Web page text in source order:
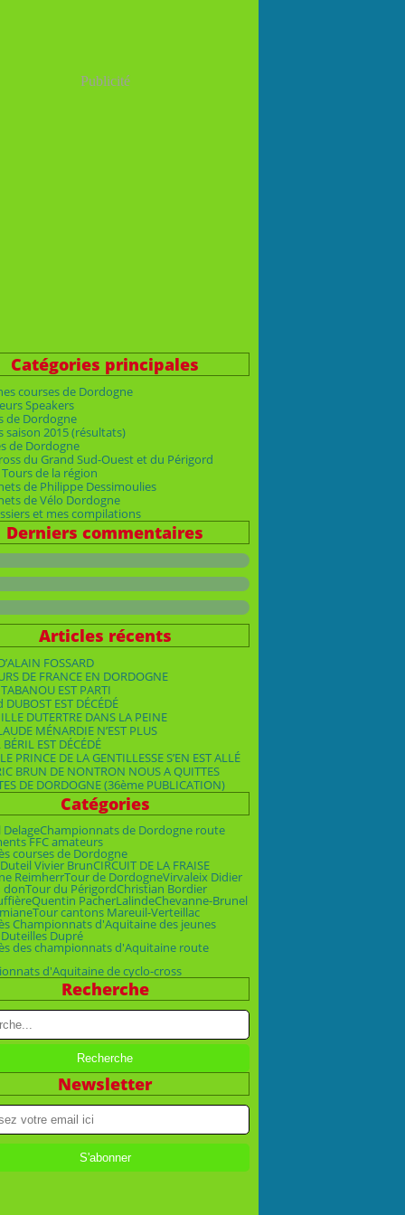
Publicité
Catégories principales
courses de Dordogne
Speakers
de Dordogne
saison 2015 (résultats)
de Dordogne
du Grand Sud-Ouest et du Périgord
de la région
de Philippe Dessimoulies
de Vélo Dordogne
et mes compilations
Derniers commentaires
Articles récents
FOSSARD
DE FRANCE EN DORDOGNE
EST PARTI
EST DÉCÉDÉ
DUTERTRE DANS LA PEINE
MÉNARDIE N’EST PLUS
EST DÉCÉDÉ
PRINCE DE LA GENTILLESSE S’EN EST ALLÉ
BRUN DE NONTRON NOUS A QUITTES
DE DORDOGNE (36ème PUBLICATION)
Catégories
DelageChampionnats de Dordogne route
FFC amateurs
courses de Dordogne
Vivier BrunCIRCUIT DE LA FRAISE
ReimherrTour de DordogneVirvaleix Didier
donTour du PérigordChristian Bordier
Quentin PacherLalindeChevanne-Brunel
Tour cantons Mareuil-Verteillac
Championnats d'Aquitaine des jeunes
les Dupré
des championnats d'Aquitaine route
d'Aquitaine de cyclo-cross
Recherche
Newsletter